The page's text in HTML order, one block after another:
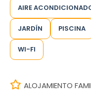
AIRE
JARDÍN PISCINA
WI-FI
ALOJAMIENTO